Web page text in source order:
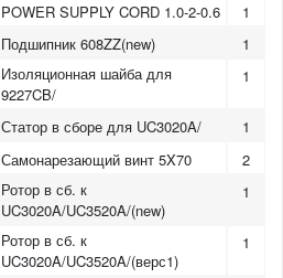
POWER SUPPLY CORD 1.0-2-0.6
1
Подшипник 608ZZ(new)
1
Изоляционная шайба для
9227CB/
1
Статор в сборе для UC3020A/
1
Самонарезающий винт 5X70
2
Ротор в сб. к
UC3020A/UC3520A/(new)
1
Ротор в сб. к
UC3020A/UC3520A/(верс1)
1